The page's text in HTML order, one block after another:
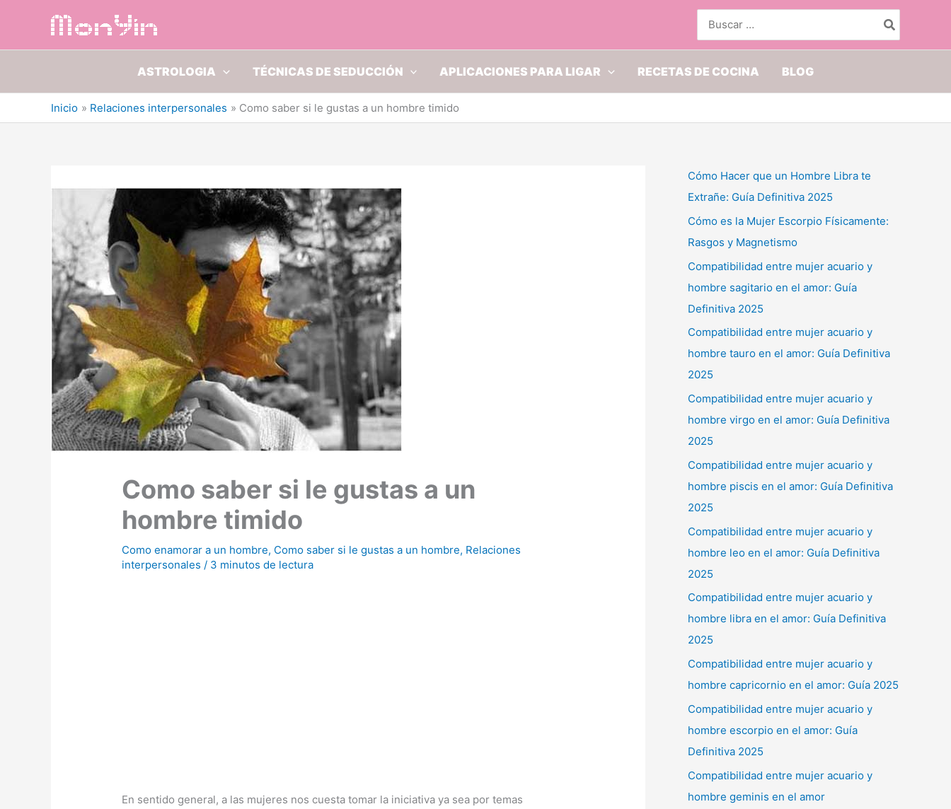
por:
ASTROLOGIA TÉCNICAS DE SEDUCCIÓN APLICACIONES PARA LIGAR RECETAS DE COCINA BLOG
Inicio Relaciones interpersonales Como saber si le gustas a un hombre timido
Como saber si le gustas a un
hombre timido
Como enamorar a un hombre, Como saber si le gustas a un hombre, Relaciones
interpersonales / 3 minutos de lectura
En sentido general, a las mujeres nos cuesta tomar la iniciativa ya sea por temas
Cómo Hacer que un Hombre Libra te
Extrañe: Guía Definitiva 2025
Cómo es la Mujer Escorpio Físicamente:
Rasgos y Magnetismo
Compatibilidad entre mujer acuario y
hombre sagitario en el amor: Guía
Definitiva 2025
Compatibilidad entre mujer acuario y
hombre tauro en el amor: Guía Definitiva
2025
Compatibilidad entre mujer acuario y
hombre virgo en el amor: Guía Definitiva
2025
Compatibilidad entre mujer acuario y
hombre piscis en el amor: Guía Definitiva
2025
Compatibilidad entre mujer acuario y
hombre leo en el amor: Guía Definitiva
2025
Compatibilidad entre mujer acuario y
hombre libra en el amor: Guía Definitiva
2025
Compatibilidad entre mujer acuario y
hombre capricornio en el amor: Guía 2025
Compatibilidad entre mujer acuario y
hombre escorpio en el amor: Guía
Definitiva 2025
Compatibilidad entre mujer acuario y
hombre geminis en el amor